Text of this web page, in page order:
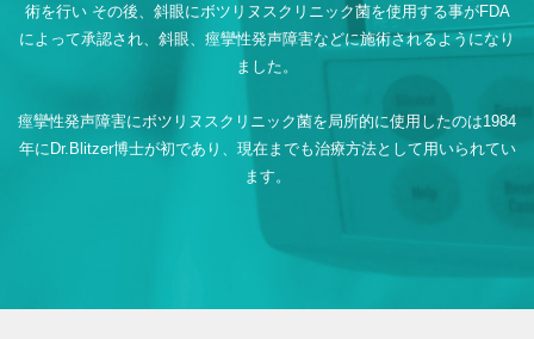
術を行いその後、斜眼にボツリヌスクリニック菌を使用する事がFDA
によって承認され、斜眼、痙攣性発声障害などに施術されるようになり
ました。
痙攣性発声障害にボツリヌスクリニック菌を局所的に使用したのは1984
年にDr.Blitzer博士が初であり、現在までも治療方法として用いられてい
ます。